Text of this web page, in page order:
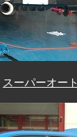
スーパーオー